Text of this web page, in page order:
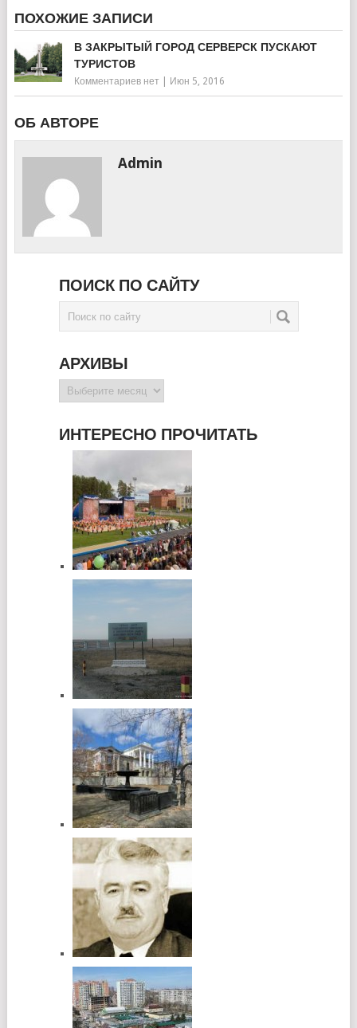
ПОХОЖИЕ ЗАПИСИ
В ЗАКРЫТЫЙ ГОРОД СЕРВЕРСК ПУСКАЮТ
ТУРИСТОВ
Комментариев нет Июн 5, 2016
ОБ АВТОРЕ
Admin
ПОИСК ПО САЙТУ
АРХИВЫ
Архивы
ИНТЕРЕСНО ПРОЧИТАТЬ